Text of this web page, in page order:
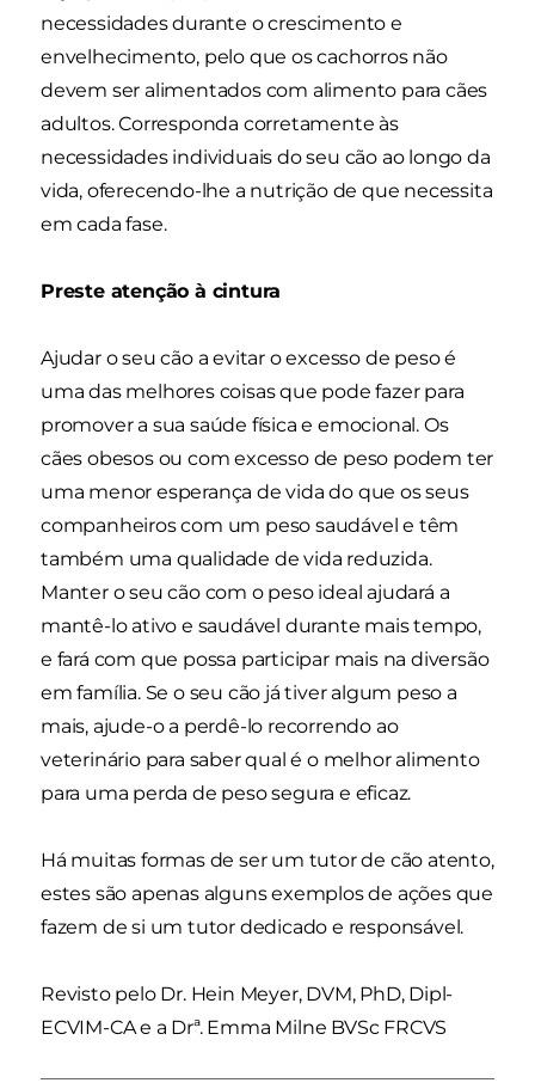
necessidades durante o crescimento e
envelhecimento, pelo que os cachorros não
devem ser alimentados com alimento para cães
adultos. Corresponda corretamente às
necessidades individuais do seu cão ao longo da
vida, oferecendo-lhe a nutrição de que necessita
em cada fase.
Preste atenção à cintura
Ajudar o seu cão a evitar o excesso de peso é
uma das melhores coisas que pode fazer para
promover a sua saúde física e emocional. Os
cães obesos ou com excesso de peso podem ter
uma menor esperança de vida do que os seus
companheiros com um peso saudável e têm
também uma qualidade de vida reduzida.
Manter o seu cão com o peso ideal ajudará a
mantê-lo ativo e saudável durante mais tempo,
e fará com que possa participar mais na diversão
em família. Se o seu cão já tiver algum peso a
mais, ajude-o a perdê-lo recorrendo ao
veterinário para saber qual é o melhor alimento
para uma perda de peso segura e eficaz.
Há muitas formas de ser um tutor de cão atento,
estes são apenas alguns exemplos de ações que
fazem de si um tutor dedicado e responsável.
Revisto pelo Dr. Hein Meyer, DVM, PhD, Dipl-
ECVIM-CA e a Drª. Emma Milne BVSc FRCVS